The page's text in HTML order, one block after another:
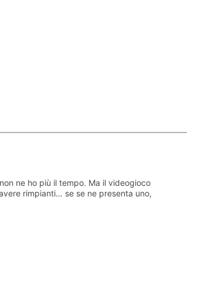
ne ho più il tempo. Ma il videogioco
rimpianti… se se ne presenta uno,